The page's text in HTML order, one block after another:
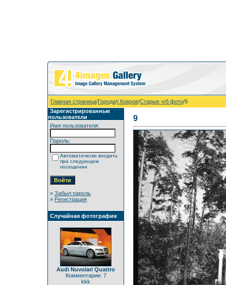
Главная страница/Города/г.Ковров/Старые ч/б фото/9
Зарегистрированные
пользователи
Имя пользователя:
Пароль:
Автоматически входить
при следующем
посещении
» Забыл пароль
» Регистрация
Случайная фотография
Audi Nuvolari Quattro
Комментарии: 7
kkk
9